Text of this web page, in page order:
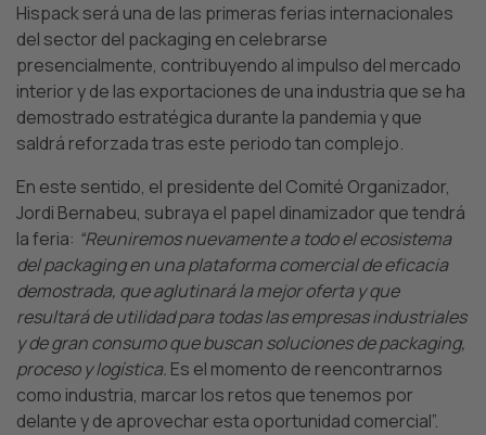
Hispack será una de las primeras ferias internacionales
del sector del packaging en celebrarse
presencialmente, contribuyendo al impulso del mercado
interior y de las exportaciones de una industria que se ha
demostrado estratégica durante la pandemia y que
saldrá reforzada tras este periodo tan complejo.
En este sentido, el presidente del Comité Organizador,
Jordi Bernabeu, subraya el papel dinamizador que tendrá
la feria: “Reuniremos nuevamente a todo el ecosistema
del packaging en una plataforma comercial de eficacia
demostrada, que aglutinará la mejor oferta y que
resultará de utilidad para todas las empresas industriales
y de gran consumo que buscan soluciones de packaging,
proceso y logística. Es el momento de reencontrarnos
como industria, marcar los retos que tenemos por
delante y de aprovechar esta oportunidad comercial”.